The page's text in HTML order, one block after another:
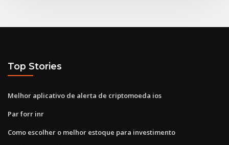
Top Stories
Melhor aplicativo de alerta de criptomoeda ios
Par forr inr
Como escolher o melhor estoque para investimento